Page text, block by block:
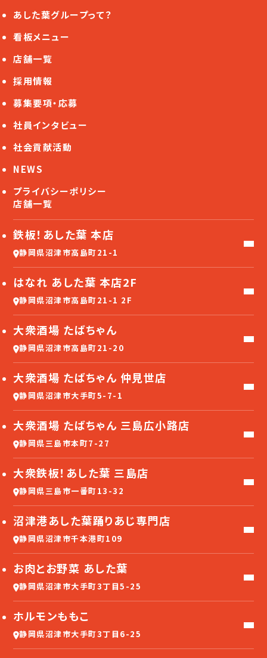
あした葉グループって？
看板メニュー
店舗一覧
採用情報
募集要項・応募
社員インタビュー
社会貢献活動
NEWS
プライバシーポリシー
店舗一覧
鉄板！あした葉 本店
静岡県沼津市高島町21-1
はなれ あした葉 本店2F
静岡県沼津市高島町21-1 2F
大衆酒場 たばちゃん
静岡県沼津市高島町21-20
大衆酒場 たばちゃん 仲見世店
静岡県沼津市大手町5-7-1
大衆酒場 たばちゃん 三島広小路店
静岡県三島市本町7-27
大衆鉄板！あした葉 三島店
静岡県三島市一番町13-32
沼津港あした葉踊りあじ専門店
静岡県沼津市千本港町109
お肉とお野菜 あした葉
静岡県沼津市大手町3丁目5-25
ホルモンももこ
静岡県沼津市大手町3丁目6-25